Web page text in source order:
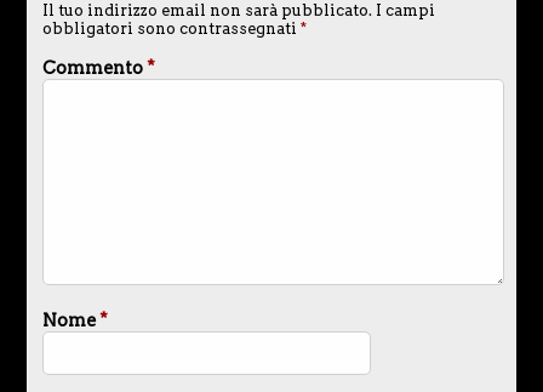
Il tuo indirizzo email non sarà pubblicato. I campi
obbligatori sono contrassegnati *
Commento*
Nome*